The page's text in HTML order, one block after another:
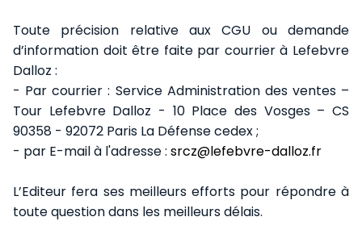
Toute précision relative aux CGU ou demande
d’information doit être faite par courrier à Lefebvre
Dalloz :
- Par courrier : Service Administration des ventes –
Tour Lefebvre Dalloz - 10 Place des Vosges – CS
90358 - 92072 Paris La Défense cedex ;
- par E-mail à l'adresse : srcz@lefebvre-dalloz.fr
L’Editeur fera ses meilleurs efforts pour répondre à
toute question dans les meilleurs délais.